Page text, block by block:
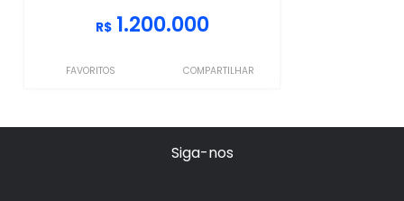
R$ 1.200.000
FAVORITOS COMPARTILHAR
Siga-nos